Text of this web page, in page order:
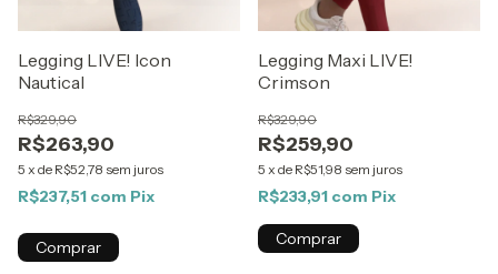
Legging LIVE! Icon
Nautical
R$263,90
R$329,90
5 x de R$52,78 sem juros
R$237,51 com Pix
Comprar
Legging Maxi LIVE!
Crimson
R$259,90
R$329,90
5 x de R$51,98 sem juros
R$233,91 com Pix
Comprar